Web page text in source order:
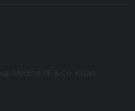
Medical SE & Co. KGaA